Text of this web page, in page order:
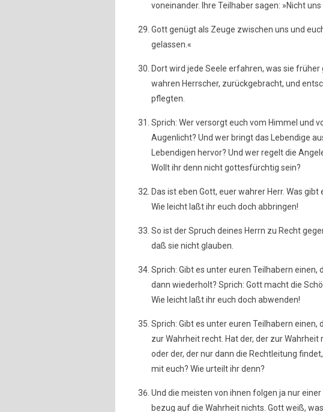
voneinander. Ihre Teilhaber sagen: »Nicht
Gott genügt als Zeuge zwischen uns und
gelassen.«
Dort wird jede Seele erfahren, was sie
wahren Herrscher, zurückgebracht, und
pflegten.
Sprich: Wer versorgt euch vom Himmel und
Augenlicht? Und wer bringt das Lebendige
Lebendigen hervor? Und wer regelt die
Wollt ihr denn nicht gottesfürchtig sein?
Das ist eben Gott, euer wahrer Herr. Was
Wie leicht laßt ihr euch doch abbringen!
So ist der Spruch deines Herrn zu Recht
daß sie nicht glauben.
Sprich: Gibt es unter euren Teilhabern
dann wiederholt? Sprich: Gott macht die
Wie leicht laßt ihr euch doch abwenden!
Sprich: Gibt es unter euren Teilhabern
zur Wahrheit recht. Hat der, der zur
oder der, der nur dann die Rechtleitung
mit euch? Wie urteilt ihr denn?
Und die meisten von ihnen folgen ja nur
bezug auf die Wahrheit nichts. Gott weiß, was